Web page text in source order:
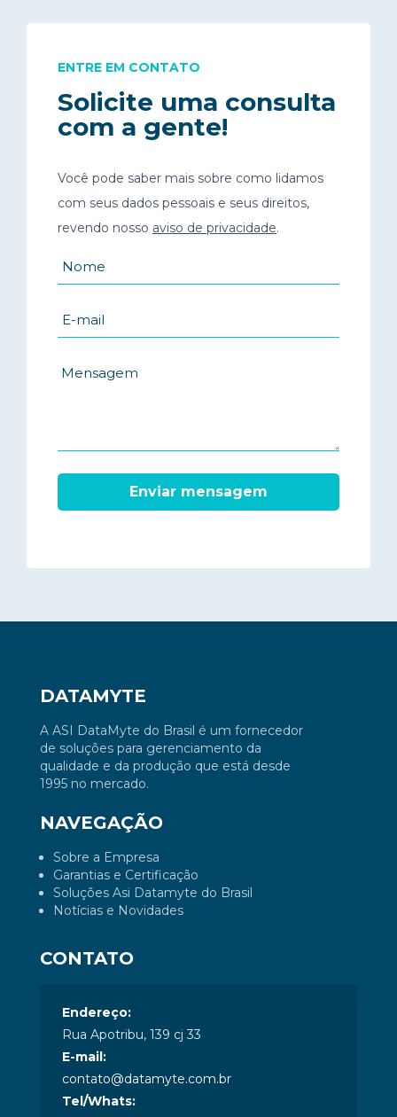
ENTRE EM CONTATO
Solicite uma consulta
com a gente!
Você pode saber mais sobre como lidamos
com seus dados pessoais e seus direitos,
revendo nosso aviso de privacidade.
DATAMYTE
A ASI DataMyte do Brasil é um fornecedor
de soluções para gerenciamento da
qualidade e da produção que está desde
1995 no mercado.
NAVEGAÇÃO
Sobre a Empresa
Garantias e Certificação
Soluções Asi Datamyte do Brasil
Notícias e Novidades
CONTATO
Endereço:
Rua Apotribu, 139 cj 33
E-mail:
contato@datamyte.com.br
Tel/Whats: